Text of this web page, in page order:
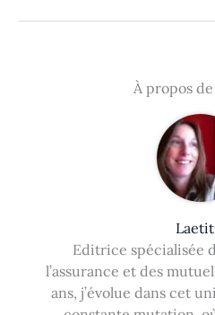
À propos
Editrice spécialisée
l’assurance et des
ans, j’évolue dans cet